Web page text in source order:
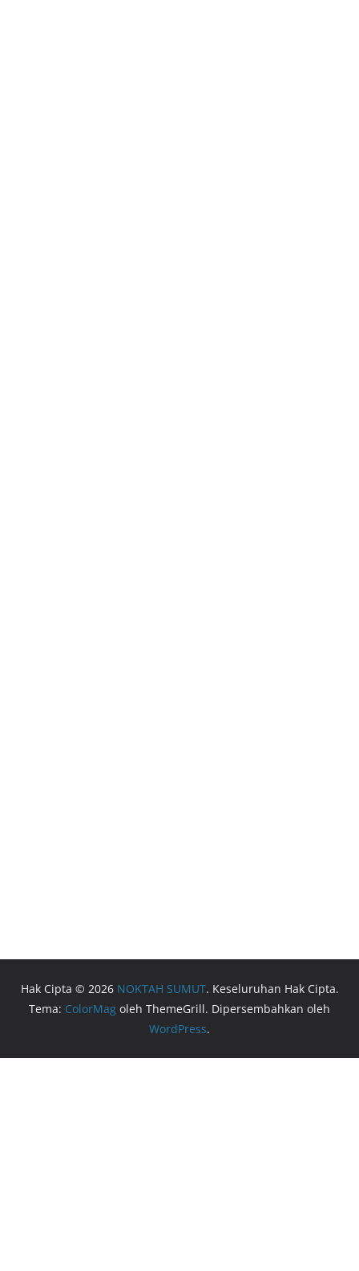
Hak Cipta © 2026 NOKTAH SUMUT. Keseluruhan Hak Cipta.
Tema: ColorMag oleh ThemeGrill. Dipersembahkan oleh
WordPress.